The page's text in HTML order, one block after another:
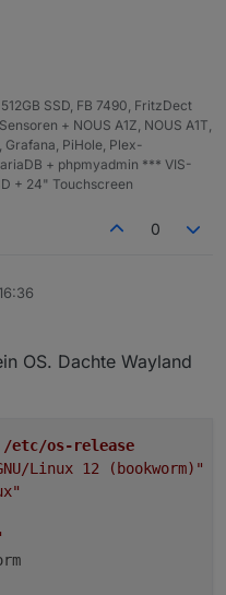
SSD, FB 7490, FritzDect
+ NOUS A1Z, NOUS A1T,
Grafana, PiHole, Plex-
+ phpmyadmin *** VIS-
+ 24" Touchscreen
0
OS. Dachte Wayland
/etc/os-release
Linux 12 (bookworm)"